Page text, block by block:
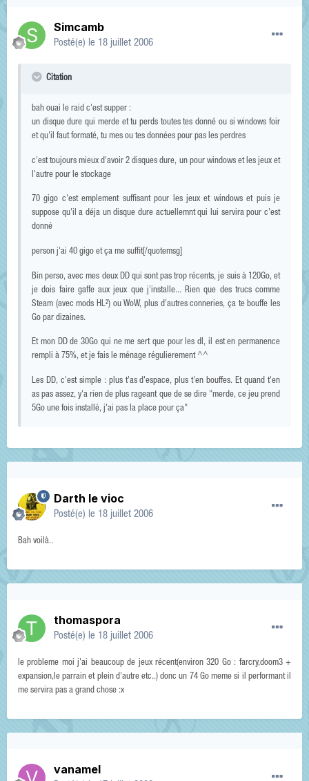
Simcamb
Posté(e) le 18 juillet 2006
Citation
bah ouai le raid c'est supper :
un disque dure qui merde et tu perds toutes tes donné ou si windows foir
et qu'il faut formaté, tu mes ou tes données pour pas les perdres
c'est toujours mieux d'avoir 2 disques dure, un pour windows et les jeux et
l'autre pour le stockage
70 gigo c'est emplement suffisant pour les jeux et windows et puis je
suppose qu'il a déja un disque dure actuellemnt qui lui servira pour c'est
donné
person j'ai 40 gigo et ça me suffit[/quotemsg]
Bin perso, avec mes deux DD qui sont pas trop récents, je suis à 120Go, et
je dois faire gaffe aux jeux que j'installe... Rien que des trucs comme
Steam (avec mods HL²) ou WoW, plus d'autres conneries, ça te bouffe les
Go par dizaines.
Et mon DD de 30Go qui ne me sert que pour les dl, il est en permanence
rempli à 75%, et je fais le ménage régulierement ^^
Les DD, c'est simple : plus t'as d'espace, plus t'en bouffes. Et quand t'en
as pas assez, y'a rien de plus rageant que de se dire "merde, ce jeu prend
5Go une fois installé, j'ai pas la place pour ça"
Darth le vioc
Posté(e) le 18 juillet 2006
Bah voilà..
thomaspora
Posté(e) le 18 juillet 2006
le probleme moi j'ai beaucoup de jeux récent(environ 320 Go : farcry,doom3 +
expansion,le parrain et plein d'autre etc..) donc un 74 Go meme si il performant il
me servira pas a grand chose :x
vanamel